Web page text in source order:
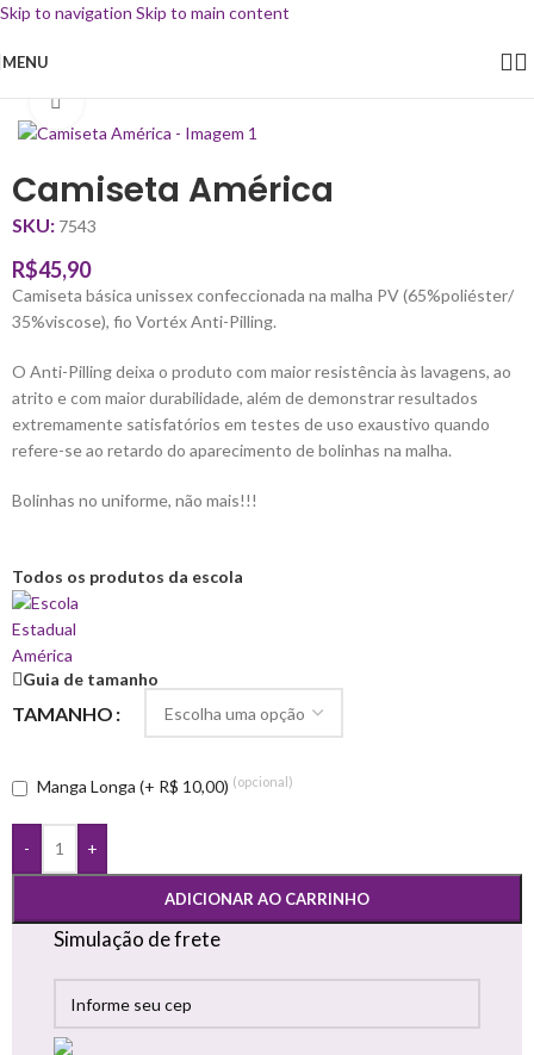
Skip to navigation Skip to main content
MENU
Clique para ampliar
Camiseta América
SKU: 7543
R$45,90
Camiseta básica unissex confeccionada na malha PV (65%poliéster/
35%viscose), fio Vortéx Anti-Pilling.
O Anti-Pilling deixa o produto com maior resistência às lavagens, ao
atrito e com maior durabilidade, além de demonstrar resultados
extremamente satisfatórios em testes de uso exaustivo quando
refere-se ao retardo do aparecimento de bolinhas na malha.
Bolinhas no uniforme, não mais!!!
Todos os produtos da escola
Guia de tamanho
TAMANHO
Manga Longa (+ R$ 10,00) (opcional)
- +
ADICIONAR AO CARRINHO
Simulação de frete